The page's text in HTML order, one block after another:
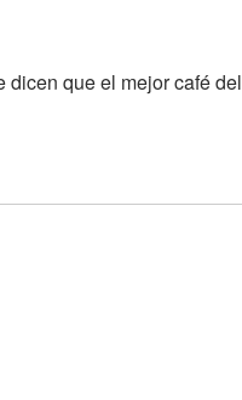
dicen que el mejor café del